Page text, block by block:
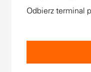
Odbierz terminal